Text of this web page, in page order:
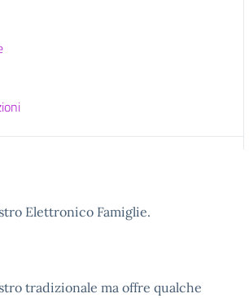
Elettronico Famiglie.
tradizionale ma offre qualche